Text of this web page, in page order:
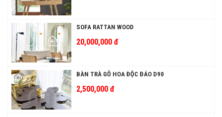
SOFA RATTAN WOOD
20,000,000 đ
BÀN TRÀ GỖ HOA ĐỘC ĐÁO D90
2,500,000 đ